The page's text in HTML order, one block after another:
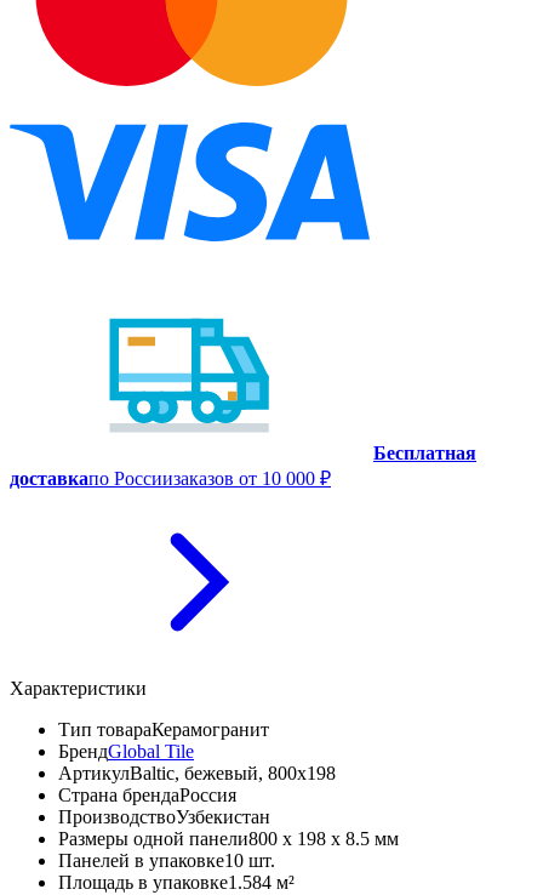
Бесплатная
доставкапо Россиизаказов от 10 000 ₽
Характеристики
Тип товараКерамогранит
БрендGlobal Tile
АртикулBaltic, бежевый, 800x198
Страна брендаРоссия
ПроизводствоУзбекистан
Размеры одной панели800 x 198 x 8.5 мм
Панелей в упаковке10 шт.
Площадь в упаковке1.584 м²